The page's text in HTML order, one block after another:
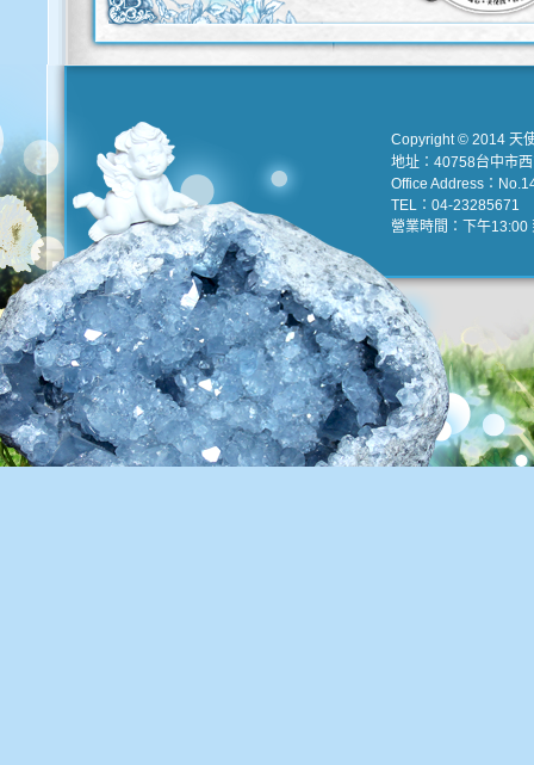
Copyright © 2014 天
地址：40758台中市
Office Address：
TEL：04-23285671
營業時間：下午13:00